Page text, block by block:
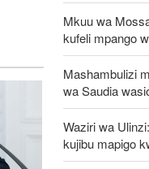
Mkuu wa
kufeli mpango
Mashambulizi
wa Saudia
Waziri wa
kujibu mapigo